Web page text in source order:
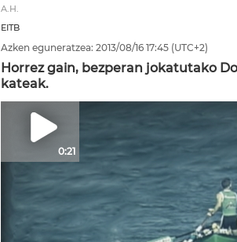
A.H.
EITB
Azken eguneratzea: 2013/08/16 17:45 (UTC+2)
Horrez gain, bezperan jokatutako
kateak.
0:21